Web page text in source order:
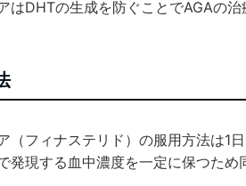
はDHTの生成を防ぐことでAGAの治
（フィナステリド）の服用方法は1
発現する血中濃度を一定に保つため